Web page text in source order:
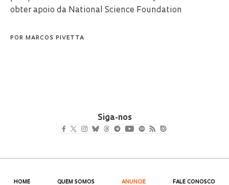
obter apoio da National Science Foundation
POR MARCOS PIVETTA
Siga-nos
HOME QUEM SOMOS ANUNCIE FALE CONOSCO